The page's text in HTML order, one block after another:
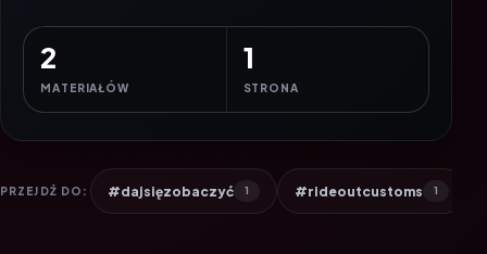
2
MATERIAŁÓW
1
STRONA
PRZEJDŹ DO: #dajsięzobaczyć 1 #rideoutcustoms 1